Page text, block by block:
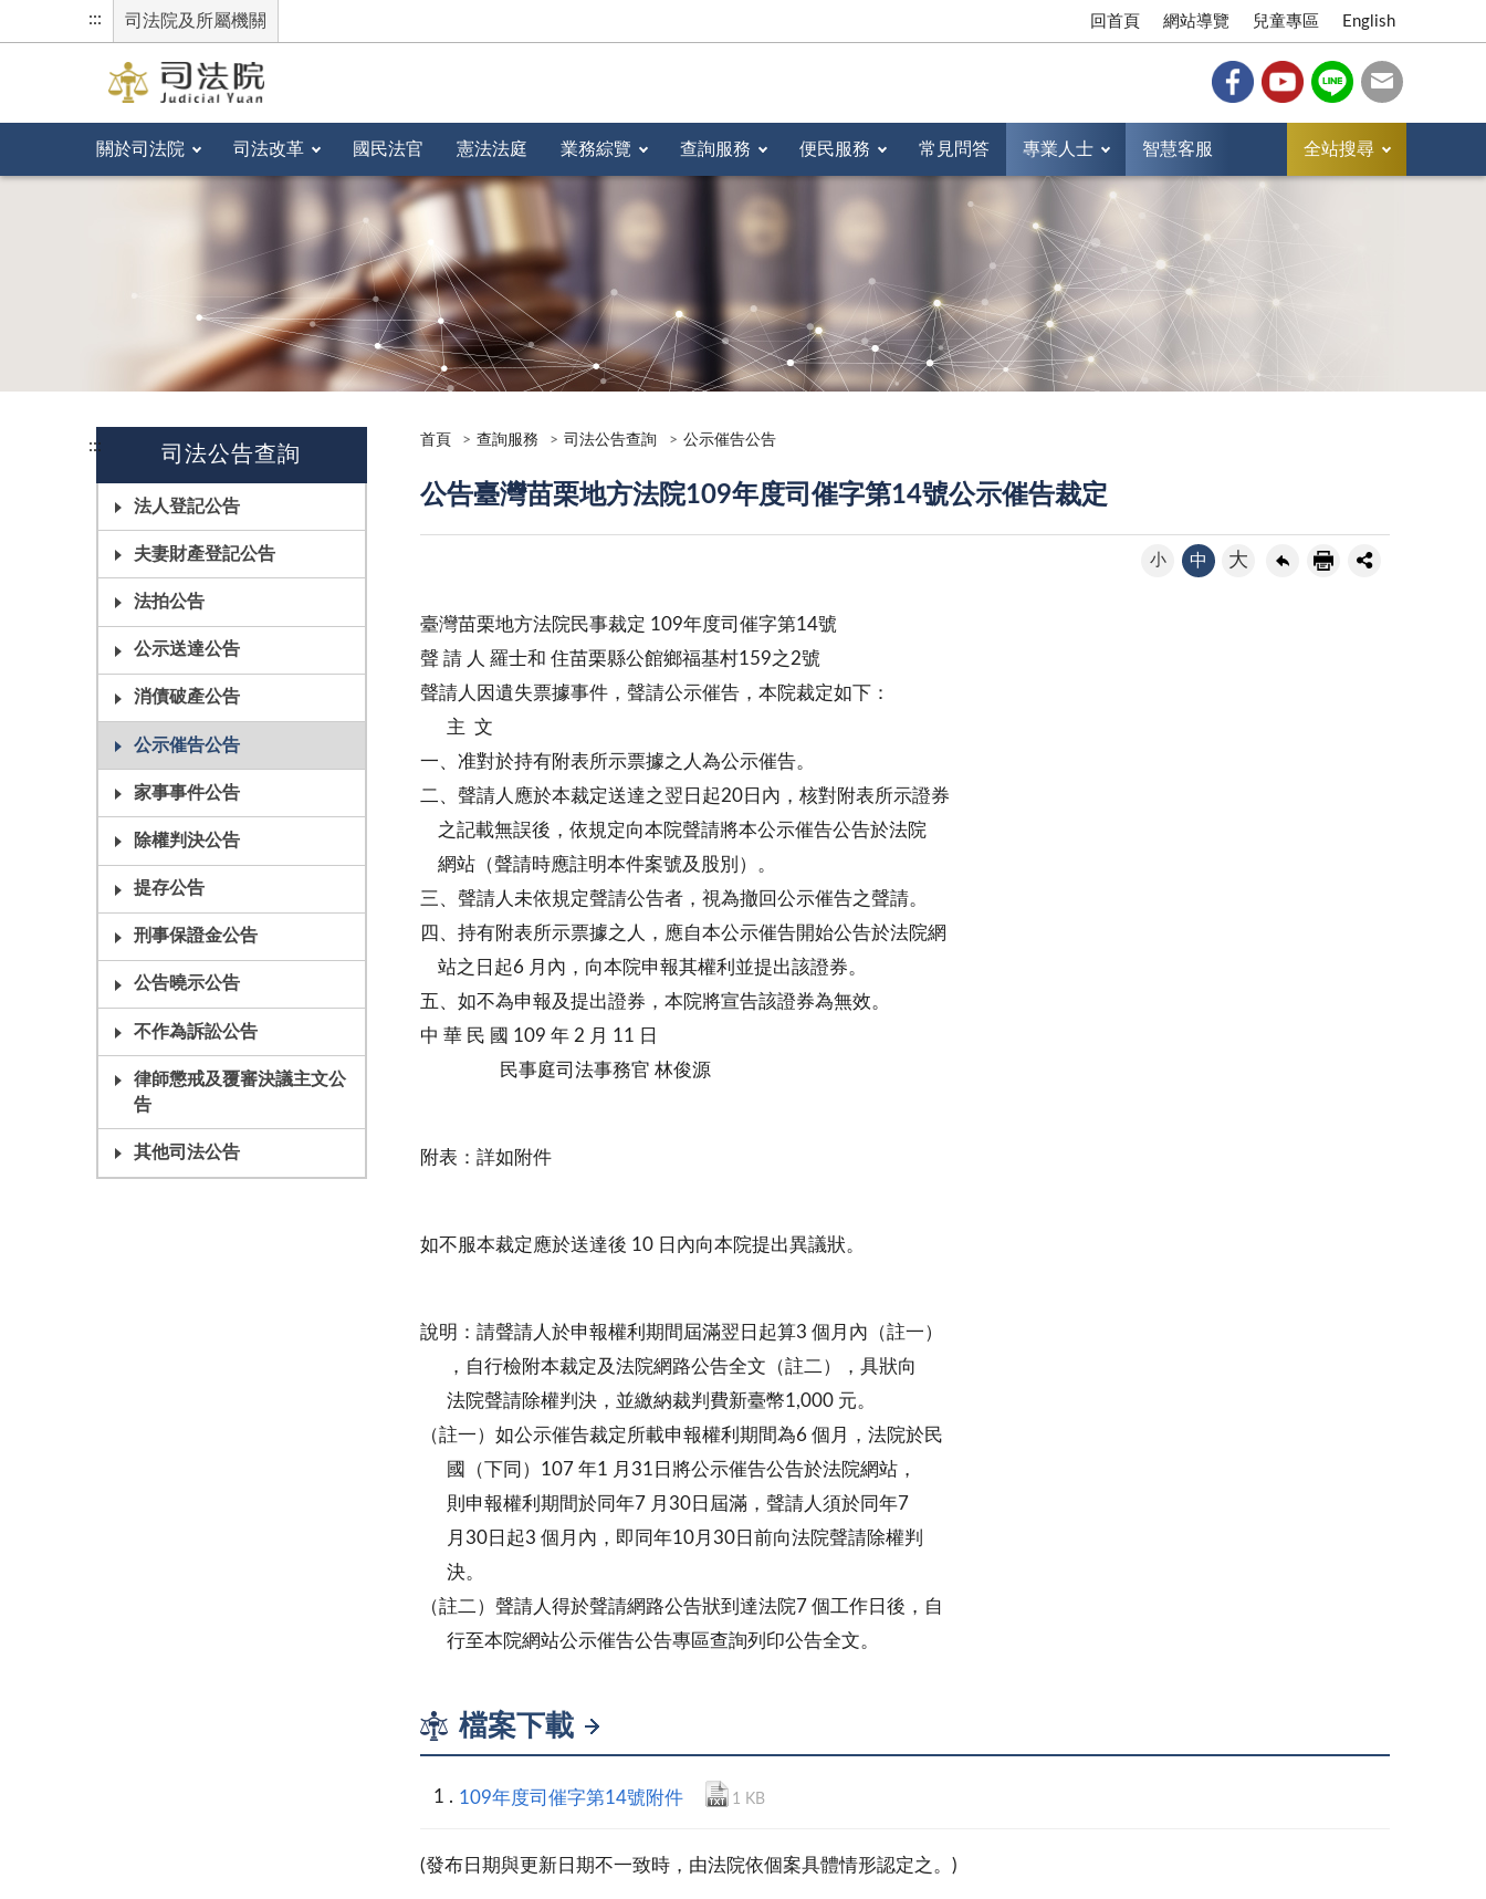
::: 司法院及所屬機關 回首頁 網站導覽 兒童專區 English
關於司法院 司法改革 國民法官 憲法法庭 業務綜覽 查詢服務 便民服務 常見問答 專業人士 智慧客服 全站搜尋
::: 司法公告查詢
法人登記公告
夫妻財產登記公告
法拍公告
公示送達公告
消債破產公告
公示催告公告
家事事件公告
除權判決公告
提存公告
刑事保證金公告
公告曉示公告
不作為訴訟公告
律師懲戒及覆審決議主文公
告
其他司法公告
首頁 查詢服務 司法公告查詢 公示催告公告
公告臺灣苗栗地方法院109年度司催字第14號公示催告裁定
小 中 大
臺灣苗栗地方法院民事裁定 109年度司催字第14號
聲 請 人 羅士和 住苗栗縣公館鄉福基村159之2號
聲請人因遺失票據事件，聲請公示催告，本院裁定如下：
主 文
一、准對於持有附表所示票據之人為公示催告。
二、聲請人應於本裁定送達之翌日起20日內，核對附表所示證券
之記載無誤後，依規定向本院聲請將本公示催告公告於法院
網站（聲請時應註明本件案號及股別）。
三、聲請人未依規定聲請公告者，視為撤回公示催告之聲請。
四、持有附表所示票據之人，應自本公示催告開始公告於法院網
站之日起6 月內，向本院申報其權利並提出該證券。
五、如不為申報及提出證券，本院將宣告該證券為無效。
中 華 民 國 109 年 2 月 11 日
民事庭司法事務官 林俊源
附表：詳如附件
如不服本裁定應於送達後 10 日內向本院提出異議狀。
說明：請聲請人於申報權利期間屆滿翌日起算3 個月內（註一）
，自行檢附本裁定及法院網路公告全文（註二），具狀向
法院聲請除權判決，並繳納裁判費新臺幣1,000 元。
（註一）如公示催告裁定所載申報權利期間為6 個月，法院於民
國（下同）107 年1 月31日將公示催告公告於法院網站，
則申報權利期間於同年7 月30日屆滿，聲請人須於同年7
月30日起3 個月內，即同年10月30日前向法院聲請除權判
決。
（註二）聲請人得於聲請網路公告狀到達法院7 個工作日後，自
行至本院網站公示催告公告專區查詢列印公告全文。
檔案下載
109年度司催字第14號附件 1 KB
(發布日期與更新日期不一致時，由法院依個案具體情形認定之。)